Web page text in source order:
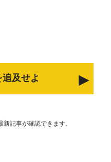
及せよ
記事が確認できます。